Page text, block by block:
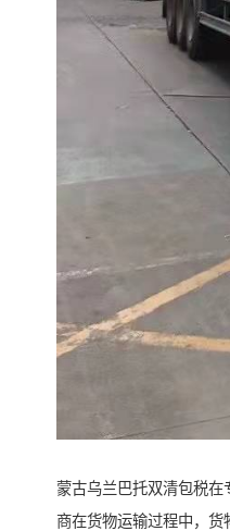
蒙古乌兰巴托双清包税
商在货物运输过程中，